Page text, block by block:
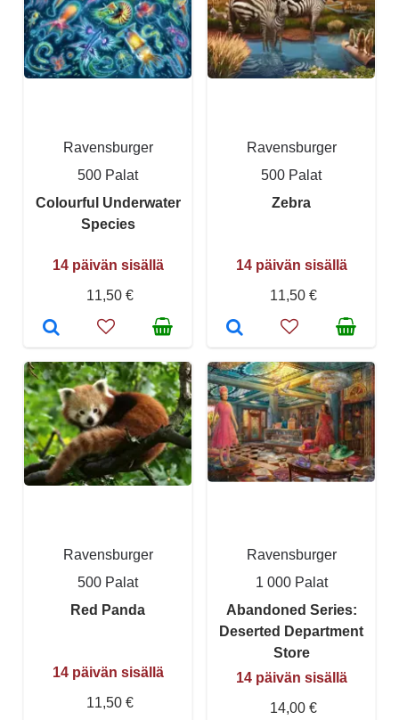
Ravensburger
500 Palat
Colourful Underwater
Species
14 päivän sisällä
11,50 €
Ravensburger
500 Palat
Zebra
14 päivän sisällä
11,50 €
Ravensburger
500 Palat
Red Panda
14 päivän sisällä
11,50 €
Ravensburger
1 000 Palat
Abandoned Series:
Deserted Department
Store
14 päivän sisällä
14,00 €